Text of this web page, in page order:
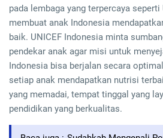
pada lembaga yang terpercaya
membuat anak Indonesia
baik. UNICEF Indonesia minta
pendekar anak agar misi untuk
Indonesia bisa berjalan secara
setiap anak mendapatkan nutrisi
yang memadai, tempat tinggal yang
pendidikan yang berkualitas.